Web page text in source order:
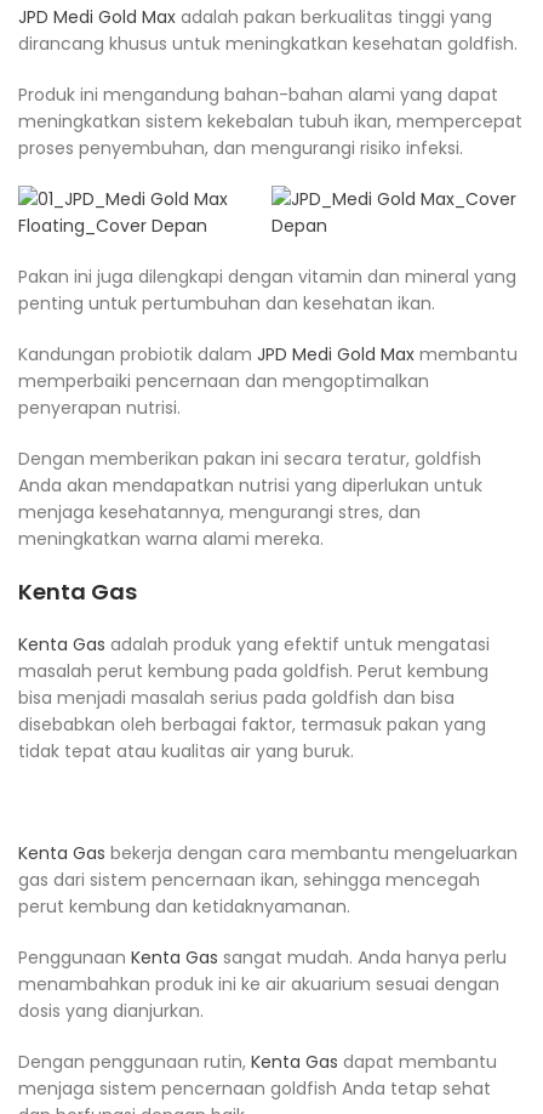
JPD Medi Gold Max adalah pakan berkualitas tinggi yang
dirancang khusus untuk meningkatkan kesehatan goldfish.
Produk ini mengandung bahan-bahan alami yang dapat
meningkatkan sistem kekebalan tubuh ikan, mempercepat
proses penyembuhan, dan mengurangi risiko infeksi.
Pakan ini juga dilengkapi dengan vitamin dan mineral yang
penting untuk pertumbuhan dan kesehatan ikan.
Kandungan probiotik dalam JPD Medi Gold Max membantu
memperbaiki pencernaan dan mengoptimalkan
penyerapan nutrisi.
Dengan memberikan pakan ini secara teratur, goldfish
Anda akan mendapatkan nutrisi yang diperlukan untuk
menjaga kesehatannya, mengurangi stres, dan
meningkatkan warna alami mereka.
Kenta Gas
Kenta Gas adalah produk yang efektif untuk mengatasi
masalah perut kembung pada goldfish. Perut kembung
bisa menjadi masalah serius pada goldfish dan bisa
disebabkan oleh berbagai faktor, termasuk pakan yang
tidak tepat atau kualitas air yang buruk.
Kenta Gas bekerja dengan cara membantu mengeluarkan
gas dari sistem pencernaan ikan, sehingga mencegah
perut kembung dan ketidaknyamanan.
Penggunaan Kenta Gas sangat mudah. Anda hanya perlu
menambahkan produk ini ke air akuarium sesuai dengan
dosis yang dianjurkan.
Dengan penggunaan rutin, Kenta Gas dapat membantu
menjaga sistem pencernaan goldfish Anda tetap sehat